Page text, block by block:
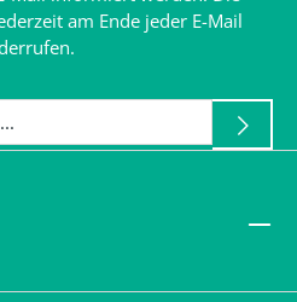
am Ende jeder E-Mail